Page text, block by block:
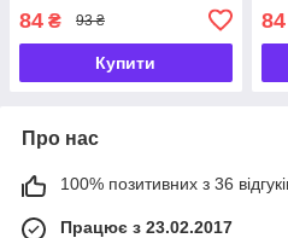
84 ₴ 93 ₴
Купити
84
Про нас
100% позитивних з 36
Працює з 23.02.2017